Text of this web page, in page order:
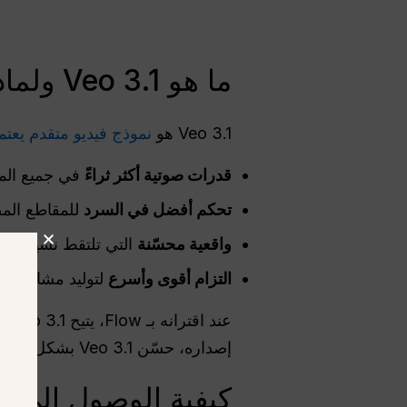
ما هو Veo 3.1 ولماذا يستخدم في Flow
Veo 3.1 هو نموذج فيديو متقدم
قدرات صوتية أكثر ثراءً في جميع
تحكم أفضل في السرد للمقاطع
واقعية محسّنة التي تلتقط نسيجًا
التزام أقوى وأسرع لتوليد مشاهد
عند اقترانه بـ Flow، يتيح Veo 3.1 للمبدعين
إصداره، حسّن Veo 3.1 بشكل كبير الطريقة التي يصنع بها المستخدمون المحتوى المدعوم بالذكاء الاصطناعي.
كيفية الوصول إلى Veo 3.1 في Flow